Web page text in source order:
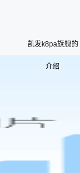
凯发k8pa旗舰的
介绍